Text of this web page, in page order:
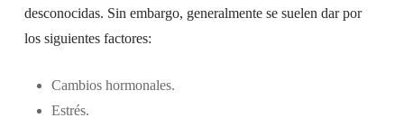
desconocidas. Sin embargo, generalmente se suelen dar por
los siguientes factores:
Cambios hormonales.
Estrés.